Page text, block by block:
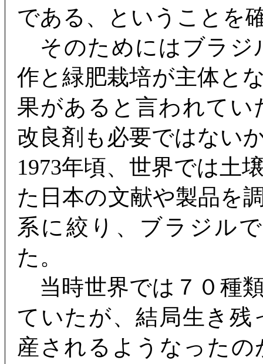
である、ということを
そのためにはブラジ
作と緑肥栽培が主体と
果があると言われてい
改良剤も必要ではない
1973年頃、世界では土
た日本の文献や製品を
系に絞り、ブラジル
た。
当時世界では７０種
ていたが、結局生き残
産されるようなった